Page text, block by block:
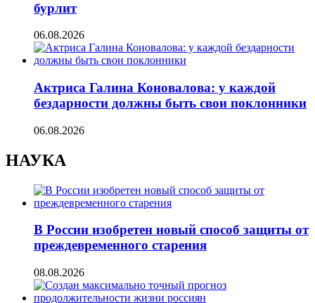
бурлит
06.08.2026
Актриса Галина Коновалова: у каждой
бездарности должны быть свои поклонники
06.08.2026
НАУКА
В России изобретен новый способ защиты от
преждевременного старения
08.08.2026